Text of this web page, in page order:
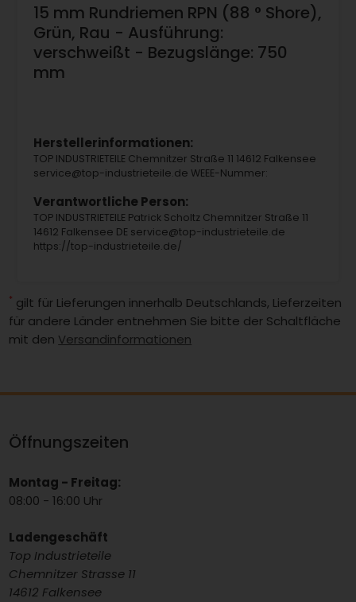
15 mm Rundriemen RPN (88 ° Shore),
Grün, Rau - Ausführung:
verschweißt - Bezugslänge: 750
mm
Herstellerinformationen:
TOP INDUSTRIETEILE Chemnitzer Straße 11 14612 Falkensee
service@top-industrieteile.de WEEE-Nummer:
Verantwortliche Person:
TOP INDUSTRIETEILE Patrick Scholtz Chemnitzer Straße 11
14612 Falkensee DE service@top-industrieteile.de
https://top-industrieteile.de/
* gilt für Lieferungen innerhalb Deutschlands, Lieferzeiten
für andere Länder entnehmen Sie bitte der Schaltfläche
mit den Versandinformationen
Öffnungszeiten
Montag - Freitag:
08:00 - 16:00 Uhr
Ladengeschäft
Top Industrieteile
Chemnitzer Strasse 11
14612 Falkensee